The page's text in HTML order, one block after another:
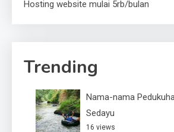
Hosting website mulai 5rb/bulan
Trending
Nama-nama
Sedayu
16 views